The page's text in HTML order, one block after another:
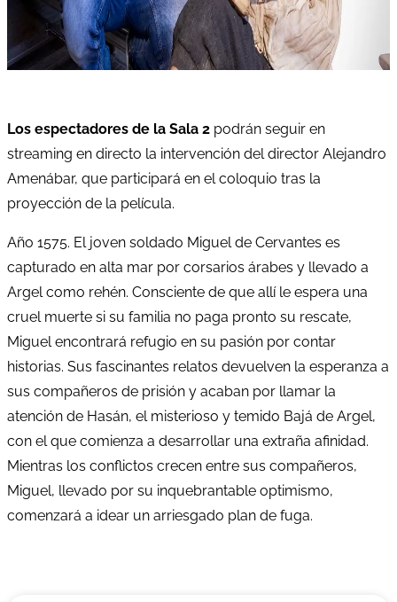
Los espectadores de la Sala 2 podrán seguir en
streaming en directo la intervención del director Alejandro
Amenábar, que participará en el coloquio tras la
proyección de la película.
Año 1575. El joven soldado Miguel de Cervantes es
capturado en alta mar por corsarios árabes y llevado a
Argel como rehén. Consciente de que allí le espera una
cruel muerte si su familia no paga pronto su rescate,
Miguel encontrará refugio en su pasión por contar
historias. Sus fascinantes relatos devuelven la esperanza a
sus compañeros de prisión y acaban por llamar la
atención de Hasán, el misterioso y temido Bajá de Argel,
con el que comienza a desarrollar una extraña afinidad.
Mientras los conflictos crecen entre sus compañeros,
Miguel, llevado por su inquebrantable optimismo,
comenzará a idear un arriesgado plan de fuga.